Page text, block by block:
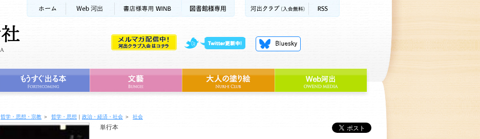
哲学・思想・宗教 ＞ 哲学・思想 ｜ 政治・経済・社会 ＞ 社会
単行本